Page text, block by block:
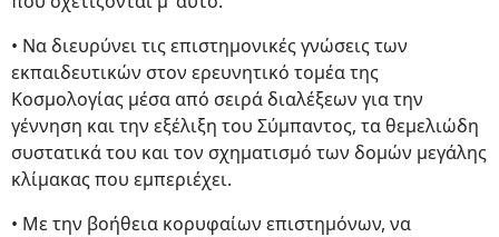
• Να διευρύνει τις επιστημονικές γνώσεις των
εκπαιδευτικών στον ερευνητικό τομέα της
Κοσμολογίας μέσα από σειρά διαλέξεων για την
γέννηση και την εξέλιξη του Σύμπαντος, τα θεμελιώδη
συστατικά του και τον σχηματισμό των δομών μεγάλης
κλίμακας που εμπεριέχει.
• Με την βοήθεια κορυφαίων επιστημόνων, να